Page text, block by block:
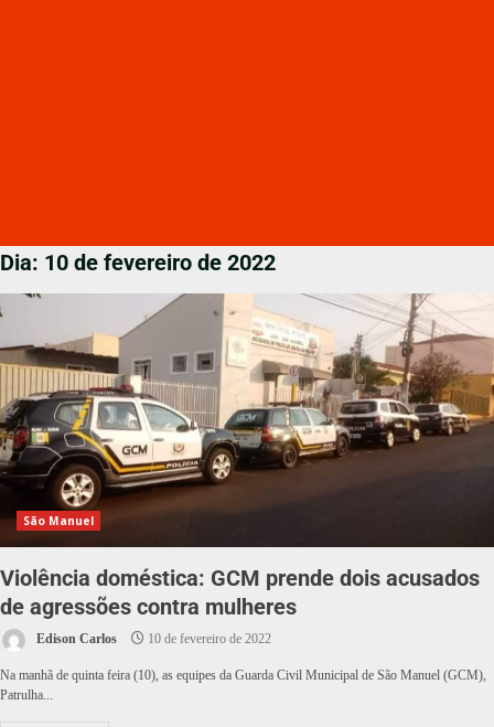
Dia: 10 de fevereiro de 2022
São Manuel
Violência doméstica: GCM prende dois acusados
de agressões contra mulheres
Edison Carlos 10 de fevereiro de 2022
Na manhã de quinta feira (10), as equipes da Guarda Civil Municipal de São Manuel (GCM),
Patrulha...